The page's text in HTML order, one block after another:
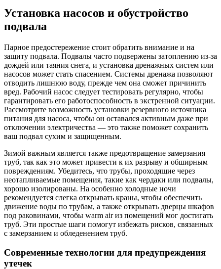
Установка насосов и обустройство
подвала
Парное предостережение стоит обратить внимание и на
защиту подвала. Подвалы часто подвержены затоплению из-за
дождей или таяния снега, и установка дренажных систем или
насосов может стать спасением. Системы дренажа позволяют
отводить лишнюю воду, прежде чем она сможет причинить
вред. Рабочий насос следует тестировать регулярно, чтобы
гарантировать его работоспособность в экстренной ситуации.
Рассмотрите возможность установки резервного источника
питания для насоса, чтобы он оставался активным даже при
отключении электричества — это также поможет сохранить
ваш подвал сухим и защищенным.
Зимой важным является также предотвращение замерзания
труб, так как это может привести к их разрыву и обширным
повреждениям. Убедитесь, что трубы, проходящие через
неотапливаемые помещения, такие как чердаки или подвалы,
хорошо изолированы. На особенно холодные ночи
рекомендуется слегка открывать краны, чтобы обеспечить
движение воды по трубам, а также открывать дверцы шкафов
под раковинами, чтобы warm air из помещений мог достигать
труб. Эти простые шаги помогут избежать рисков, связанных
с замерзанием и обледенением труб.
Современные технологии для предупреждения
утечек